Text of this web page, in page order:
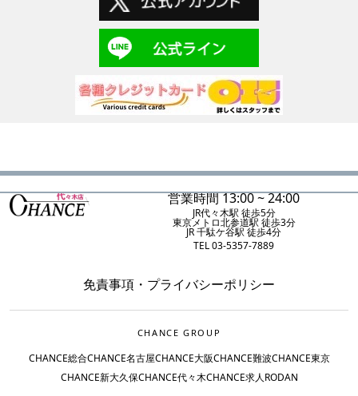
営業時間 13:00 ~ 24:00
JR代々木駅 徒歩5分
東京メトロ北参道駅 徒歩3分
JR 千駄ケ谷駅 徒歩4分
TEL 03-5357-7889
免責事項 ・ プライバシーポリシー
CHANCE GROUP
CHANCE総合CHANCE名古屋CHANCE大阪CHANCE難波CHANCE東京
CHANCE新大久保CHANCE代々木CHANCE求人RODAN